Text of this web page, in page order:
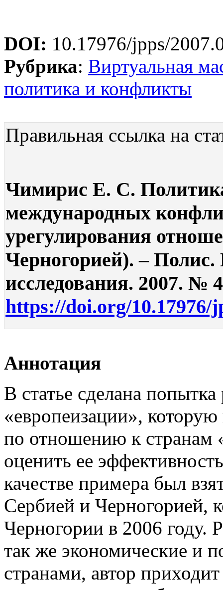
DOI: 10.17976/jpps/
Рубрика: Виртуальная
политика и конфликты
Правильная ссылка на
Чимирис Е. С.
международных
урегулирования
Черногорией). –
исследования. 2007. №
https://doi.org/10.17976/
Аннотация
В статье сделана
«европеизации»,
по отношению к странам
оценить ее
качестве примера был
Сербией и Черногорией,
Черногории в 2006 году.
так же экономические и
странами, автор